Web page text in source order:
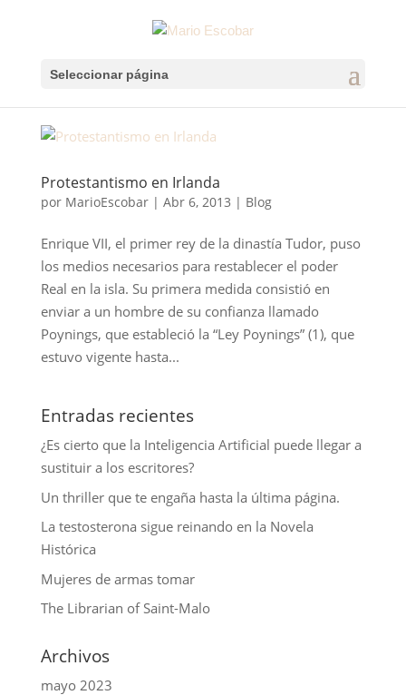
Seleccionar página
Protestantismo en Irlanda
por MarioEscobar| Abr 6, 2013 | Blog
Enrique VII, el primer rey de la dinastía Tudor, puso
los medios necesarios para restablecer el poder
Real en la isla. Su primera medida consistió en
enviar a un hombre de su confianza llamado
Poynings, que estableció la “Ley Poynings” (1), que
estuvo vigente hasta...
Entradas recientes
¿Es cierto que la Inteligencia Artificial puede llegar a
sustituir a los escritores?
Un thriller que te engaña hasta la última página.
La testosterona sigue reinando en la Novela
Histórica
Mujeres de armas tomar
The Librarian of Saint-Malo
Archivos
mayo 2023